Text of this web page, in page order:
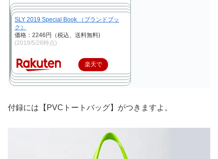
SLY 2019 Special Book （ブランドブッ
ク）
価格：2246円（税込、送料無料)
(2019/5/26時点)
楽天で
購入
付録には【PVCトートバッグ】がつきますよ。